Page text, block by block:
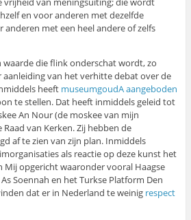
en voor anderen met dezelfde
anderen met een heel andere of zelfs
die flink onderschat wordt, zo
aanleiding van het verhitte debat over de
heeft museumgoudAaangeboden
te stellen. Dat heeft inmiddels geleid tot
An Nour (de moskee van mijn
van Kerken. Zij hebben de
af te zien van zijn plan. Inmiddels
als reactie op deze kunst het
Mij opgericht waaronder vooral Haagse
Soennah en het Turkse Platform Den
dat er in Nederland te weinig respect